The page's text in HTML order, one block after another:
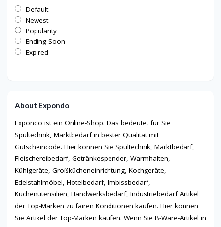
Default
Newest
Popularity
Ending Soon
Expired
About Expondo
Expondo ist ein Online-Shop. Das bedeutet für Sie
Spültechnik, Marktbedarf in bester Qualität mit
Gutscheincode. Hier können Sie Spültechnik, Marktbedarf,
Fleischereibedarf, Getränkespender, Warmhalten,
Kühlgeräte, Großkücheneinrichtung, Kochgeräte,
Edelstahlmöbel, Hotelbedarf, Imbissbedarf,
Küchenutensilien, Handwerksbedarf, Industriebedarf Artikel
der Top-Marken zu fairen Konditionen kaufen. Hier können
Sie Artikel der Top-Marken kaufen. Wenn Sie B-Ware-Artikel in